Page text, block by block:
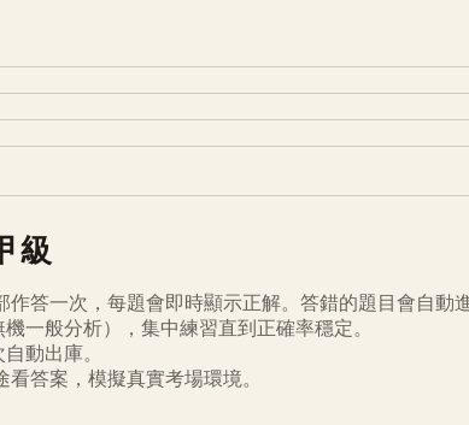
級
作答一次，每題會即時顯示正解。答錯的題目會自動
機一般分析），集中練習直到正確率穩定。
動出庫。
答案，模擬真實考場環境。